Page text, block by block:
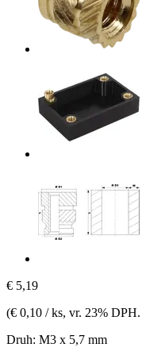
€ 5,19
(€ 0,10 / ks, vr. 23% DPH.
Druh: M3 x 5,7 mm